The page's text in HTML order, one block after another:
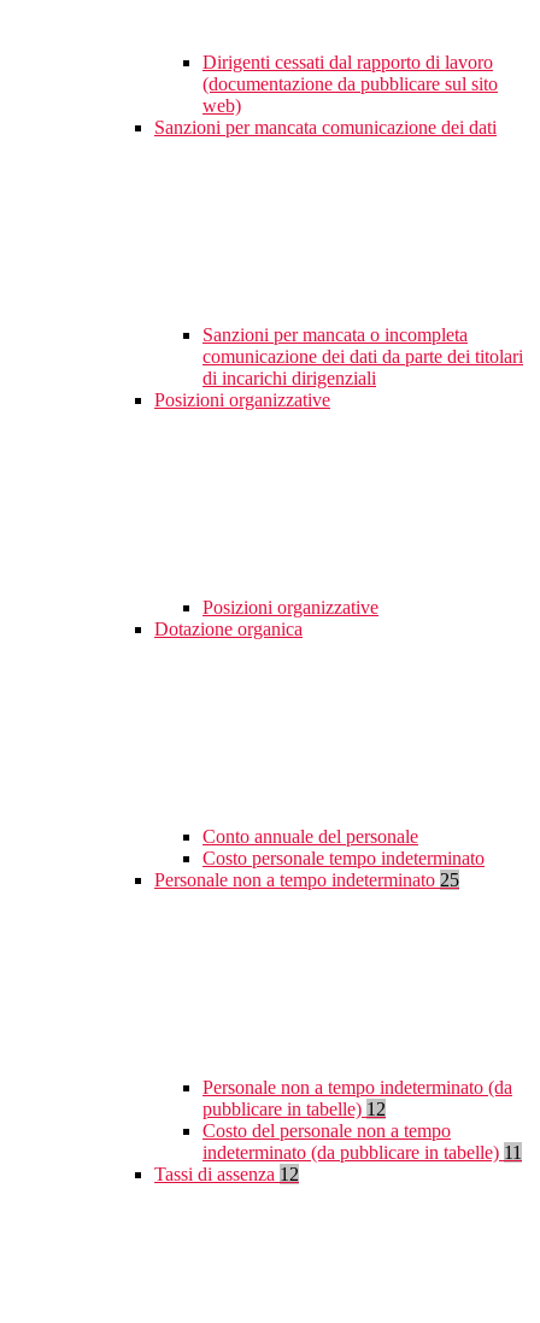
Dirigenti cessati dal rapporto di lavoro
(documentazione da pubblicare sul sito
web)
Sanzioni per mancata comunicazione dei dati
Sanzioni per mancata o incompleta
comunicazione dei dati da parte dei titolari
di incarichi dirigenziali
Posizioni organizzative
Posizioni organizzative
Dotazione organica
Conto annuale del personale
Costo personale tempo indeterminato
Personale non a tempo indeterminato 25
Personale non a tempo indeterminato (da
pubblicare in tabelle) 12
Costo del personale non a tempo
indeterminato (da pubblicare in tabelle) 11
Tassi di assenza 12